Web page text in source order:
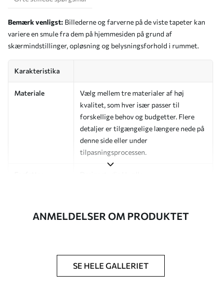
Bemærk venligst: Billederne og farverne på de viste tapeter kan
variere en smule fra dem på hjemmesiden på grund af
skærmindstillinger, opløsning og belysningsforhold i rummet.
Karakteristika
Materiale
Vælg mellem tre materialer af høj
kvalitet, som hver især passer til
forskellige behov og budgetter. Flere
detaljer er tilgængelige længere nede på
denne side eller under
tilpasningsprocessen.
Efterbehandling Halvmat.
med en bredde på op til 50 cm.
ANMELDELSER OM PRODUKTET
SE HELE GALLERIET